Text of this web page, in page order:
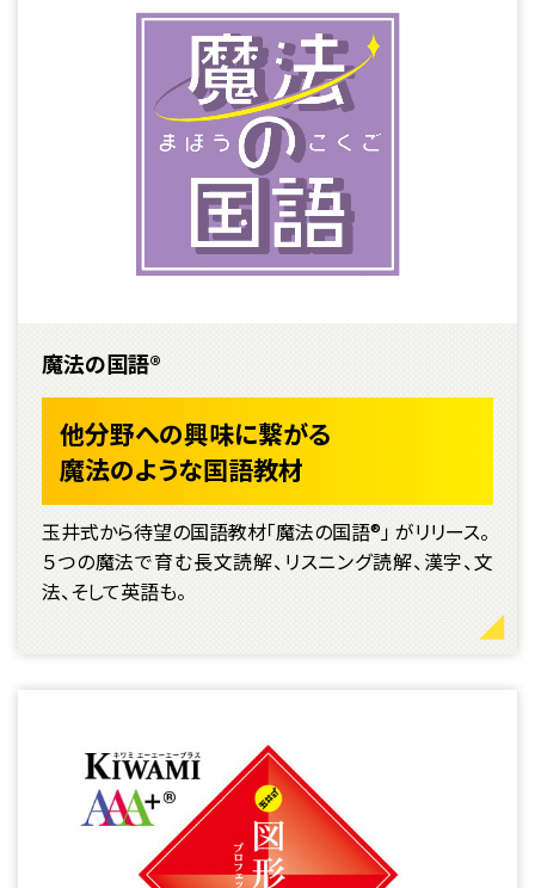
魔法の国語®
他分野への興味に繋がる
魔法のような国語教材
玉井式から待望の国語教材「魔法の国語®」 がリリース。
５つの魔法で育む長文読解、リスニング読解、漢字、文
法、そして英語も。